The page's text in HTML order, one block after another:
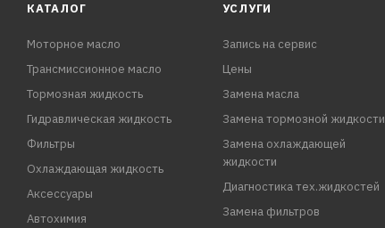
КАТАЛОГ
Моторное масло
Трансмиссионное масло
Тормозная жидкость
Гидравлическая жидкость
Фильтры
Охлаждающая жидкость
Аксессуары
Автохимия
УСЛУГИ
Запись на сервис
Цены
Замена масла
Замена тормозной жидкости
Замена охлаждающей
жидкости
Диагностика тех.жидкостей
Замена фильтров